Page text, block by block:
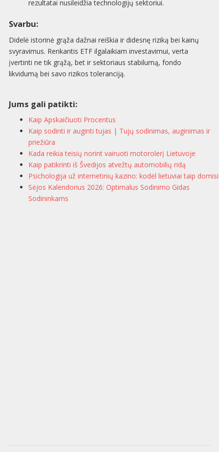
rezultatai nusileidžia technologijų sektoriui.
Svarbu:
Didelė istorinė grąža dažnai reiškia ir didesnę riziką bei kainų
svyravimus. Renkantis ETF ilgalaikiam investavimui, verta
įvertinti ne tik grąžą, bet ir sektoriaus stabilumą, fondo
likvidumą bei savo rizikos toleranciją.
Jums gali patikti:
Kaip Apskaičiuoti Procentus
Kaip sodinti ir auginti tujas | Tujų sodinimas, auginimas ir
priežiūra
Kada reikia teisių norint vairuoti motorolerį Lietuvoje
Kaip patikrinti iš Švedijos atvežtų automobilių ridą
Psichologija už internetinių kazino: kodėl lietuviai taip
Sėjos Kalendorius 2026: Optimalus Sodinimo Gidas
Sodininkams